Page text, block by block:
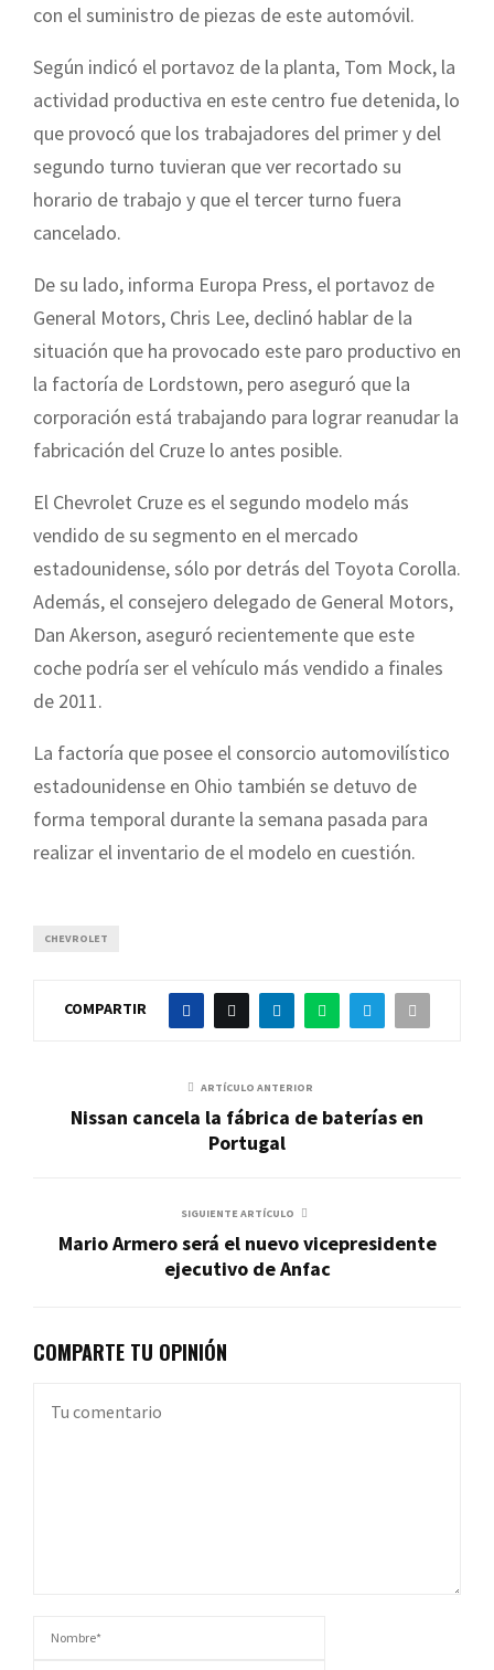
con el suministro de piezas de este automóvil.
Según indicó el portavoz de la planta, Tom Mock, la
actividad productiva en este centro fue detenida, lo
que provocó que los trabajadores del primer y del
segundo turno tuvieran que ver recortado su
horario de trabajo y que el tercer turno fuera
cancelado.
De su lado, informa Europa Press, el portavoz de
General Motors, Chris Lee, declinó hablar de la
situación que ha provocado este paro productivo en
la factoría de Lordstown, pero aseguró que la
corporación está trabajando para lograr reanudar la
fabricación del Cruze lo antes posible.
El Chevrolet Cruze es el segundo modelo más
vendido de su segmento en el mercado
estadounidense, sólo por detrás del Toyota Corolla.
Además, el consejero delegado de General Motors,
Dan Akerson, aseguró recientemente que este
coche podría ser el vehículo más vendido a finales
de 2011.
La factoría que posee el consorcio automovilístico
estadounidense en Ohio también se detuvo de
forma temporal durante la semana pasada para
realizar el inventario de el modelo en cuestión.
CHEVROLET
COMPARTIR
ARTÍCULO ANTERIOR
Nissan cancela la fábrica de baterías en
Portugal
SIGUIENTE ARTÍCULO
Mario Armero será el nuevo vicepresidente
ejecutivo de Anfac
COMPARTE TU OPINIÓN